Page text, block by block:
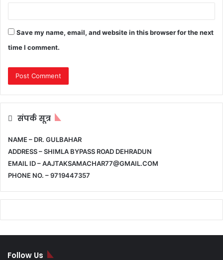
Save my name, email, and website in this browser for the next
time I comment.
संपर्क सूत्र
NAME – DR. GULBAHAR
ADDRESS – SHIMLA BYPASS ROAD DEHRADUN
EMAIL ID – AAJTAKSAMACHAR77@GMAIL.COM
PHONE NO. – 9719447357
Follow Us